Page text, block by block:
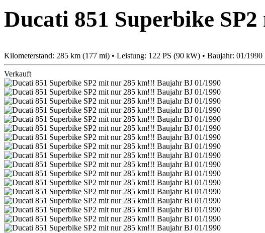
Ducati 851 Superbike
Kilometerstand: 285 km (177 mi) • Leistung: 122 PS (90 kW) • Baujahr: 01/1990
Verkauft